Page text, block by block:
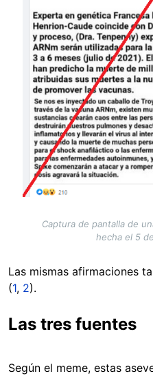
Captura de pantalla de
hecha el 5
Las mismas afirmaciones
(1, 2).
Las tres fuentes
Según el meme, estas